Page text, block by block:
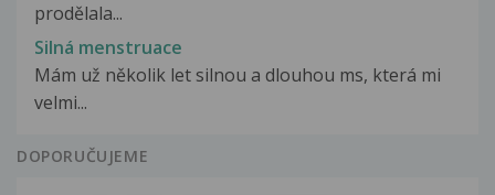
prodělala...
Silná menstruace
Mám už několik let silnou a dlouhou ms, která mi
velmi...
DOPORUČUJEME